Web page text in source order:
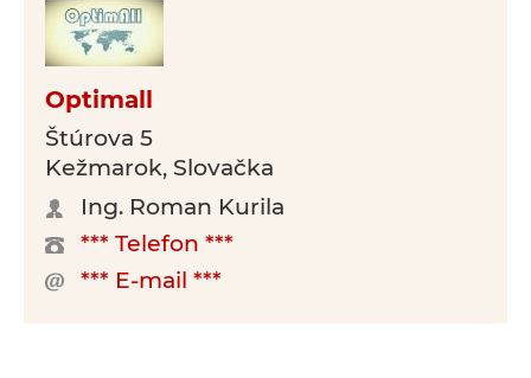
Optimall
Štúrova 5
Kežmarok, Slovačka
Ing. Roman Kurila
*** Telefon ***
*** E-mail ***